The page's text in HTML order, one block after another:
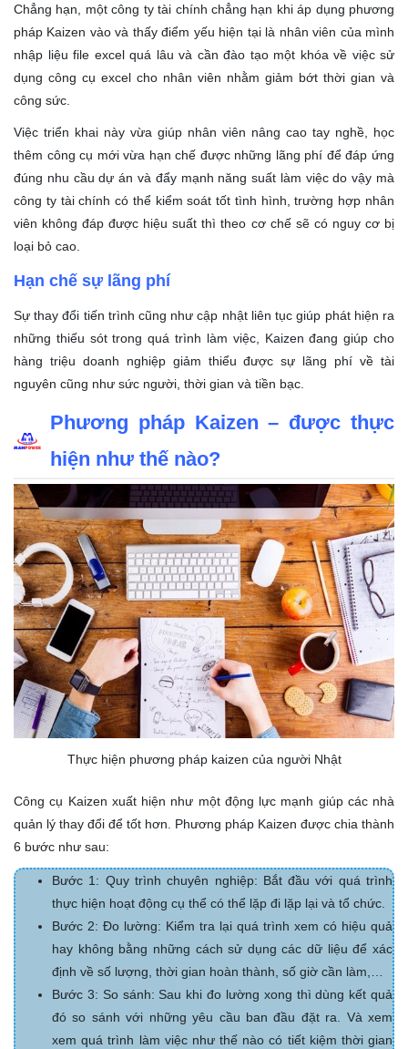
Chẳng hạn, một công ty tài chính chẳng hạn khi áp dụng phương
pháp Kaizen vào và thấy điểm yếu hiện tại là nhân viên của mình
nhập liệu file excel quá lâu và cần đào tạo một khóa về việc sử
dụng công cụ excel cho nhân viên nhằm giảm bớt thời gian và
công sức.
Việc triển khai này vừa giúp nhân viên nâng cao tay nghề, học
thêm công cụ mới vừa hạn chế được những lãng phí để đáp ứng
đúng nhu cầu dự án và đẩy mạnh năng suất làm việc do vậy mà
công ty tài chính có thể kiểm soát tốt tình hình, trường hợp nhân
viên không đáp được hiệu suất thì theo cơ chế sẽ có nguy cơ bị
loại bỏ cao.
Hạn chế sự lãng phí
Sự thay đổi tiến trình cũng như cập nhật liên tục giúp phát hiện ra
những thiếu sót trong quá trình làm việc, Kaizen đang giúp cho
hàng triệu doanh nghiệp giảm thiểu được sự lãng phí về tài
nguyên cũng như sức người, thời gian và tiền bạc.
Phương pháp Kaizen – được thực
hiện như thế nào?
Thực hiện phương pháp kaizen của người Nhật
Công cụ Kaizen xuất hiện như một động lực mạnh giúp các nhà
quản lý thay đổi để tốt hơn. Phương pháp Kaizen được chia thành
6 bước như sau:
Bước 1: Quy trình chuyên nghiệp: Bắt đầu với quá trình
thực hiện hoạt động cụ thể có thể lặp đi lặp lại và tổ chức.
Bước 2: Đo lường: Kiểm tra lại quá trình xem có hiệu quả
hay không bằng những cách sử dụng các dữ liệu để xác
định về số lượng, thời gian hoàn thành, số giờ cần làm,…
Bước 3: So sánh: Sau khi đo lường xong thì dùng kết quả
đó so sánh với những yêu cầu ban đầu đặt ra. Và xem
xem quá trình làm việc như thế nào có tiết kiệm thời gian